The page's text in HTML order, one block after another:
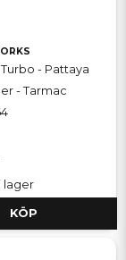
- Pattaya
- Tarmac
lager
KÖP